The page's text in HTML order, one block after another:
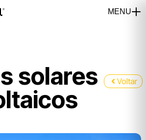
solares
Voltar